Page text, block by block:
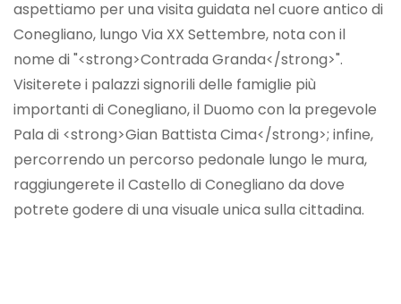
aspettiamo per una visita guidata nel cuore antico di
Conegliano, lungo Via XX Settembre, nota con il
nome di "<strong>Contrada Granda</strong>".
Visiterete i palazzi signorili delle famiglie più
importanti di Conegliano, il Duomo con la pregevole
Pala di <strong>Gian Battista Cima</strong>; infine,
percorrendo un percorso pedonale lungo le mura,
raggiungerete il Castello di Conegliano da dove
potrete godere di una visuale unica sulla cittadina.